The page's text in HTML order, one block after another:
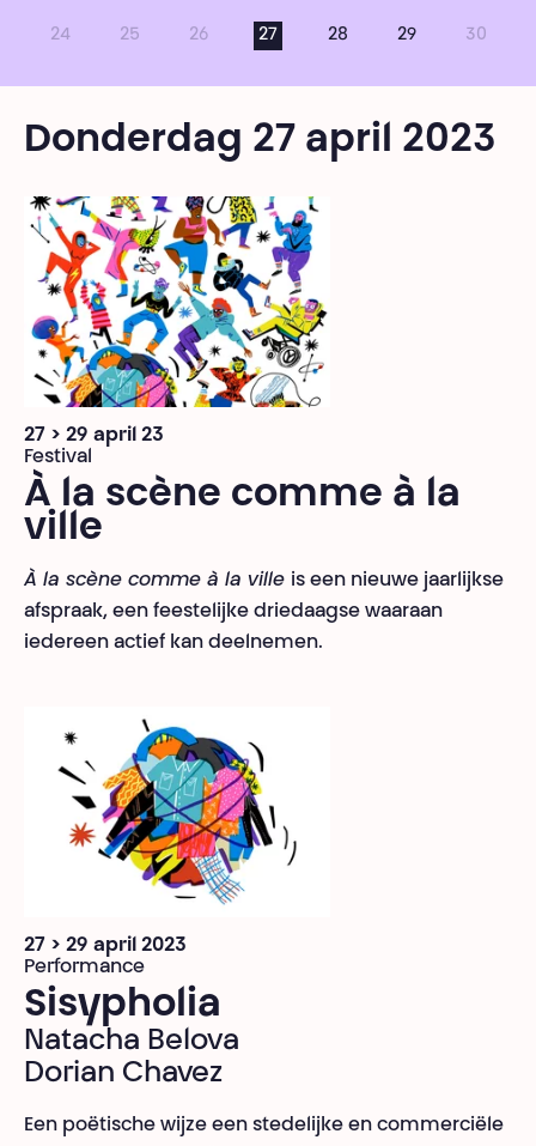
24 25 26 27 28 29 30
Donderdag 27 april 2023
27 > 29 april 23
Festival
À la scène comme à la
ville
À la scène comme à la ville is een nieuwe jaarlijkse
afspraak, een feestelijke driedaagse waaraan
iedereen actief kan deelnemen.
27 > 29 april 2023
Performance
Sisypholia
Natacha Belova
Dorian Chavez
Een poëtische wijze een stedelijke en commerciële